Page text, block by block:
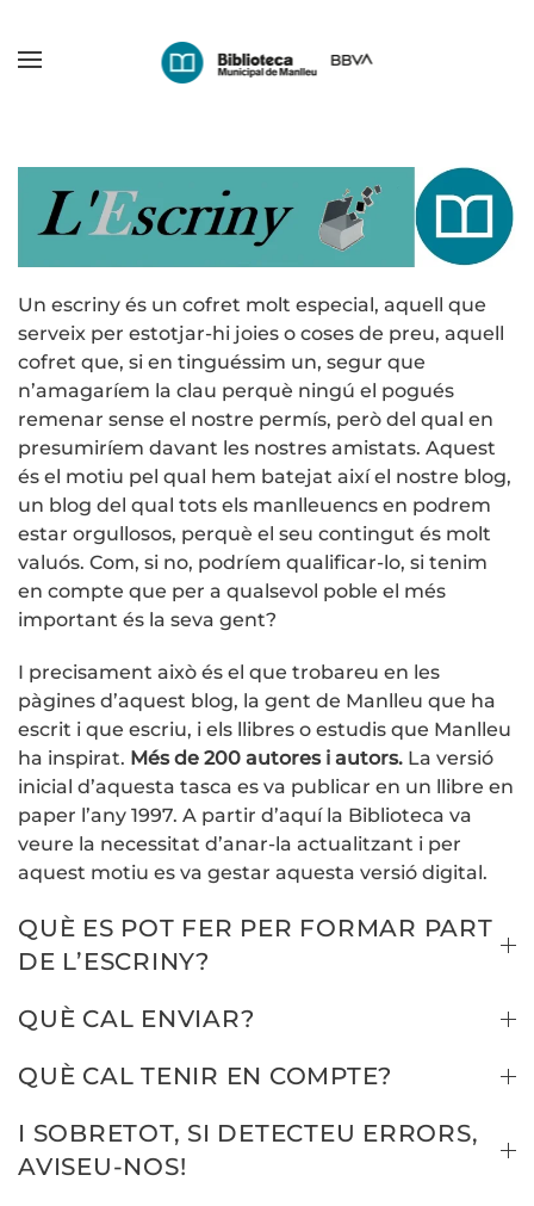
Un escriny és un cofret molt especial, aquell que
serveix per estotjar-hi joies o coses de preu, aquell
cofret que, si en tinguéssim un, segur que
n’amagaríem la clau perquè ningú el pogués
remenar sense el nostre permís, però del qual en
presumiríem davant les nostres amistats. Aquest
és el motiu pel qual hem batejat així el nostre blog,
un blog del qual tots els manlleuencs en podrem
estar orgullosos, perquè el seu contingut és molt
valuós. Com, si no, podríem qualificar-lo, si tenim
en compte que per a qualsevol poble el més
important és la seva gent?
I precisament això és el que trobareu en les
pàgines d’aquest blog, la gent de Manlleu que ha
escrit i que escriu, i els llibres o estudis que Manlleu
ha inspirat. Més de 200 autores i autors. La versió
inicial d’aquesta tasca es va publicar en un llibre en
paper l’any 1997. A partir d’aquí la Biblioteca va
veure la necessitat d’anar-la actualitzant i per
aquest motiu es va gestar aquesta versió digital.
QUÈ ES POT FER PER FORMAR PART
DE L’ESCRINY?
QUÈ CAL ENVIAR?
QUÈ CAL TENIR EN COMPTE?
I SOBRETOT, SI DETECTEU ERRORS,
AVISEU-NOS!